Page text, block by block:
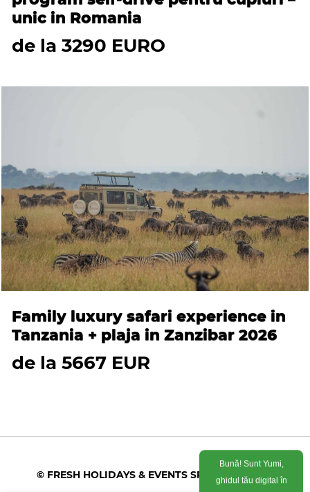
unic in Romania
de la 3290 EURO
Family luxury safari experience in
Tanzania + plaja in Zanzibar 2026
de la 5667 EUR
© FRESH HOLIDAYS & EVENTS SRL 2026Bună! Sunt Yumi,
ghidul tău digital în